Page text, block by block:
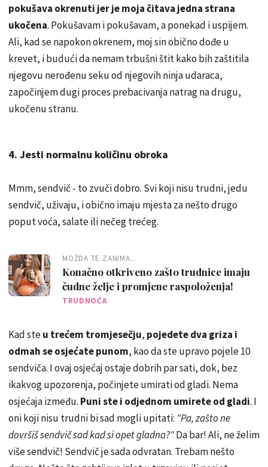
pokušava okrenuti jer je moja čitava jedna strana
ukočena. Pokušavam i pokušavam, a ponekad i uspijem.
Ali, kad se napokon okrenem, moj sin obično dođe u
krevet, i budući da nemam trbušni štit kako bih zaštitila
njegovu nerođenu seku od njegovih ninja udaraca,
započinjem dugi proces prebacivanja natrag na drugu,
ukočenu stranu.
4. Jesti normalnu količinu obroka
Mmm, sendvič - to zvuči dobro. Svi koji nisu trudni, jedu
sendvič, uživaju, i obično imaju mjesta za nešto drugo
poput voća, salate ili nečeg trećeg.
MOŽDA TE ZANIMA...
Konačno otkriveno zašto trudnice imaju
čudne želje i promjene raspoloženja!
TRUDNOĆA
Kad steu trećem tromjesečju, pojedete dva griza i
odmah se osjećate punom, kao da ste upravo pojele 10
sendviča. I ovaj osjećaj ostaje dobrih par sati, dok, bez
ikakvog upozorenja, počinjete umirati od gladi. Nema
osjećaja između. Puni ste i odjednom umirete od gladi. I
oni koji nisu trudni bi sad mogli upitati: "Pa, zašto ne
dovršiš sendvič sad kad si opet gladna?"Da bar! Ali, ne želim
više sendvič! Sendvič je sada odvratan. Trebam nešto